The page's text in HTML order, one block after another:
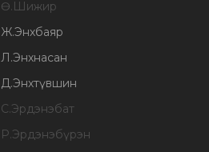
Ө.Шижир
Ж.Энхбаяр
Л.Энхнасан
Д.Энхтүвшин
С.Эрдэнэбат
Р.Эрдэнэбүрэн